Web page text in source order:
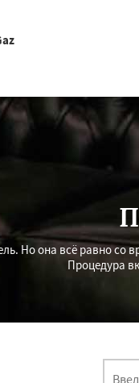
Но она всё равно со
Процедура